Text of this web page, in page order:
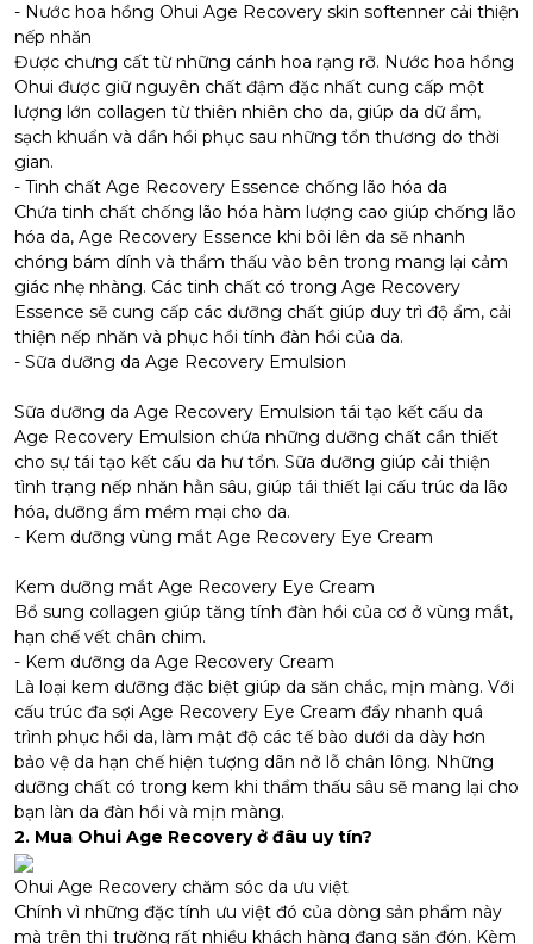
- Nước hoa hồng Ohui Age Recovery skin softenner cải thiện
nếp nhăn
Được chưng cất từ những cánh hoa rạng rỡ. Nước hoa hồng
Ohui được giữ nguyên chất đậm đặc nhất cung cấp một
lượng lớn collagen từ thiên nhiên cho da, giúp da dữ ẩm,
sạch khuẩn và dần hồi phục sau những tổn thương do thời
gian.
- Tinh chất Age Recovery Essence chống lão hóa da
Chứa tinh chất chống lão hóa hàm lượng cao giúp chống lão
hóa da, Age Recovery Essence khi bôi lên da sẽ nhanh
chóng bám dính và thẩm thấu vào bên trong mang lại cảm
giác nhẹ nhàng. Các tinh chất có trong Age Recovery
Essence sẽ cung cấp các dưỡng chất giúp duy trì độ ẩm, cải
thiện nếp nhăn và phục hồi tính đàn hồi của da.
- Sữa dưỡng da Age Recovery Emulsion
Sữa dưỡng da Age Recovery Emulsion tái tạo kết cấu da
Age Recovery Emulsion chứa những dưỡng chất cần thiết
cho sự tái tạo kết cấu da hư tổn. Sữa dưỡng giúp cải thiện
tình trạng nếp nhăn hằn sâu, giúp tái thiết lại cấu trúc da lão
hóa, dưỡng ẩm mềm mại cho da.
- Kem dưỡng vùng mắt Age Recovery Eye Cream
Kem dưỡng mắt Age Recovery Eye Cream
Bổ sung collagen giúp tăng tính đàn hồi của cơ ở vùng mắt,
hạn chế vết chân chim.
- Kem dưỡng da Age Recovery Cream
Là loại kem dưỡng đặc biệt giúp da săn chắc, mịn màng. Với
cấu trúc đa sợi Age Recovery Eye Cream đẩy nhanh quá
trình phục hồi da, làm mật độ các tế bào dưới da dày hơn
bảo vệ da hạn chế hiện tượng dãn nở lỗ chân lông. Những
dưỡng chất có trong kem khi thẩm thấu sâu sẽ mang lại cho
bạn làn da đàn hồi và mịn màng.
2. Mua Ohui Age Recovery ở đâu uy tín?
Ohui Age Recovery chăm sóc da ưu việt
Chính vì những đặc tính ưu việt đó của dòng sản phẩm này
mà trên thị trường rất nhiều khách hàng đang săn đón. Kèm